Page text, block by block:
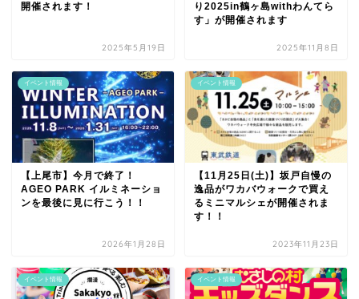
開催されます！
2025年5月19日
り2025in鶴ヶ島withわんてら
す」が開催されます
2025年11月8日
イベント情報
【上尾市】今月で終了！
AGEO PARK イルミネーショ
ンを最後に見に行こう！！
2026年1月28日
イベント情報
【11月25日(土)】坂戸自慢の
逸品がワカバウォークで買え
るミニマルシェが開催されま
す！！
2023年11月23日
イベント情報 イベント情報